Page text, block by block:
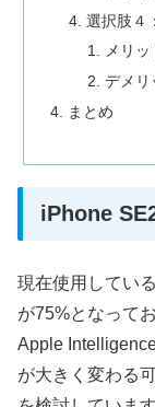
選択肢４
メリッ
デメリ
まとめ
iPhone
現在使用してい
が75%となって
Apple
が大きく変わる